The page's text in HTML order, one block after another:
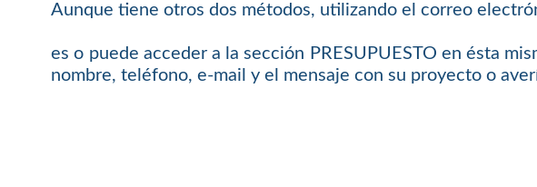
Aunque tiene otros dos métodos, utilizando el correo
es o puede acceder a la sección PRESUPUESTO en ésta
nombre, teléfono, e-mail y el mensaje con su proyecto o